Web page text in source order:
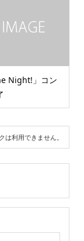
Night!」コン
は利用できません。